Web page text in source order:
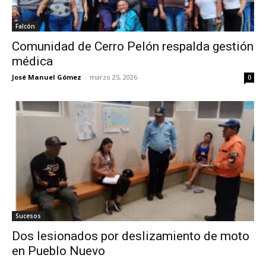
Falcón
Comunidad de Cerro Pelón respalda gestión
médica
José Manuel Gómez - marzo 25, 2026 0
Sucesos
Dos lesionados por deslizamiento de moto
en Pueblo Nuevo